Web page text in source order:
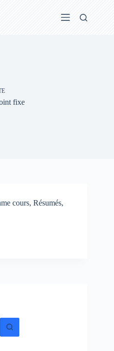
fixe
cours, Résumés,